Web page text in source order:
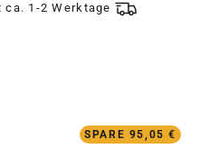
1-2 Werktage
SPARE 95,05 €